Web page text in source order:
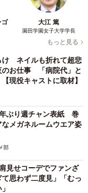
5/9
うんだニャ
ゴ 大江 篤
園田学園女子大学学長
もっと見る
け ネイルも折れて超悲
お仕事 「病院代」と
現役キャストに取材】
ぶり週チャン表紙 巻
メガネルームウエア姿
部
見せコーデでファンざ
思わず二度見」「むっ